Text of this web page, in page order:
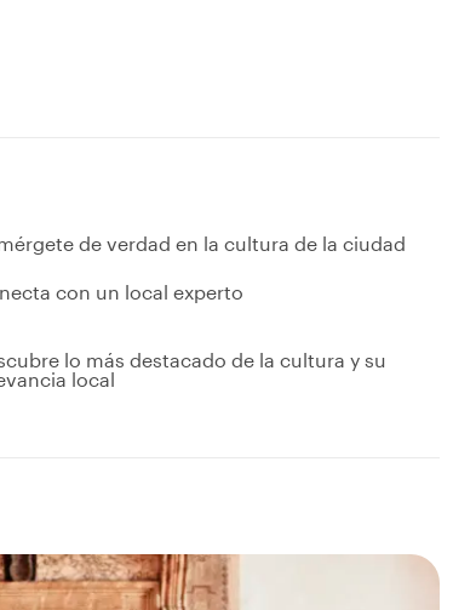
de verdad en la cultura de la ciudad
con un local experto
lo más destacado de la cultura y su
local